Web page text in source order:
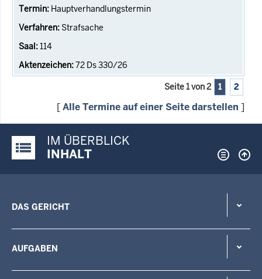
Hauptverhandlungstermin
Strafsache
114
72 Ds 330/26
Seite 1 von 2 1 2
[Alle Termine auf einer Seite darstellen ]
Justiz-Portal im Überblick:
IM ÜBERBLICK
INHALT
DAS GERICHT
AUFGABEN